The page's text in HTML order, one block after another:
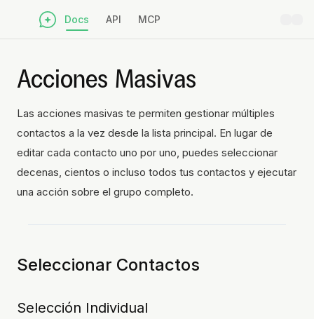
Docs API MCP
Acciones Masivas
Las acciones masivas te permiten gestionar múltiples
contactos a la vez desde la lista principal. En lugar de
editar cada contacto uno por uno, puedes seleccionar
decenas, cientos o incluso todos tus contactos y ejecutar
una acción sobre el grupo completo.
Seleccionar Contactos
Selección Individual